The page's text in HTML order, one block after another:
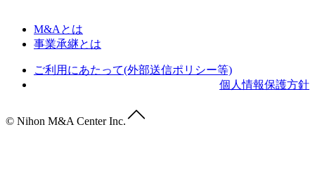
M&Aとは
事業承継とは
ご利用にあたって(外部送信ポリシー等)
個人情報保護方針
© Nihon M&A Center Inc.